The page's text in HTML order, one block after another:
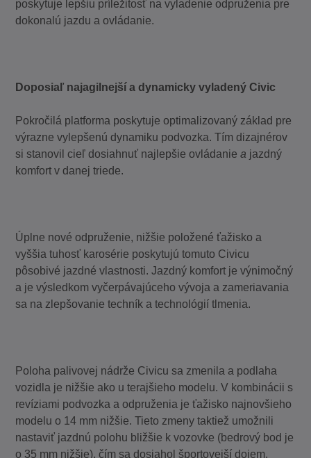
poskytuje lepšiu príležitosť na vyladenie odpruženia pre
dokonalú jazdu a ovládanie.
Doposiaľ najagilnejší a dynamicky vyladený Civic
Pokročilá platforma poskytuje optimalizovaný základ pre
výrazne vylepšenú dynamiku podvozka. Tím dizajnérov
si stanovil cieľ dosiahnuť najlepšie ovládaniea jazdný
komfort v danej triede.
Úplne nové odpruženie, nižšie položené ťažisko a
vyššia tuhosť karosérie poskytujú tomuto Civicu
pôsobivé jazdné vlastnosti. Jazdný komfort je výnimočný
a je výsledkom vyčerpávajúceho vývoja a zameriavania
sa na zlepšovanie techník a technológií tlmenia.
Poloha palivovej nádrže Civicu sa zmenila a podlaha
vozidla je nižšie ako u terajšieho modelu. V kombinácii s
revíziami podvozka a odpruženia je ťažisko najnovšieho
modelu o 14 mm nižšie. Tieto zmeny taktiež umožnili
nastaviť jazdnú polohu bližšie k vozovke (bedrový bod je
o 35 mm nižšie), čím sa dosiahol športovejší dojem.